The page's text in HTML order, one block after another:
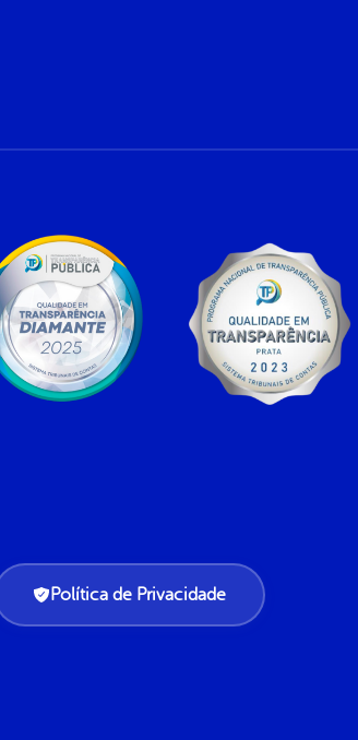
Política de Privacidade